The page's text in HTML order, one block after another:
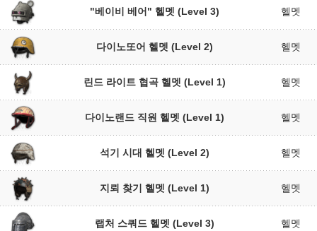
"베이비 베어" 헬멧 (Level 3) 헬멧
다이노또어 헬멧 (Level 2) 헬멧
린드 라이트 협곡 헬멧 (Level 1) 헬멧
다이노랜드 직원 헬멧 (Level 1) 헬멧
석기 시대 헬멧 (Level 2) 헬멧
지뢰 찾기 헬멧 (Level 1) 헬멧
랩처 스쿼드 헬멧 (Level 3) 헬멧